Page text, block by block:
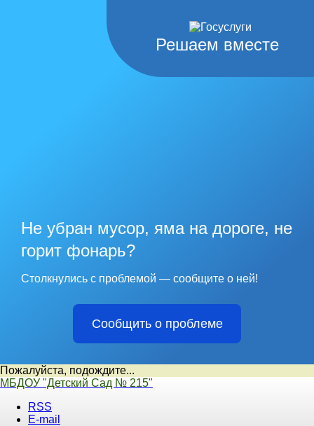
Решаем вместе
Не убран мусор, яма на дороге, не
горит фонарь?
Столкнулись с проблемой — сообщите о ней!
Сообщить о проблеме
Пожалуйста, подождите...
Перейти
содержимому
МБДОУ "Детский Сад № 215"
RSS
E-mail